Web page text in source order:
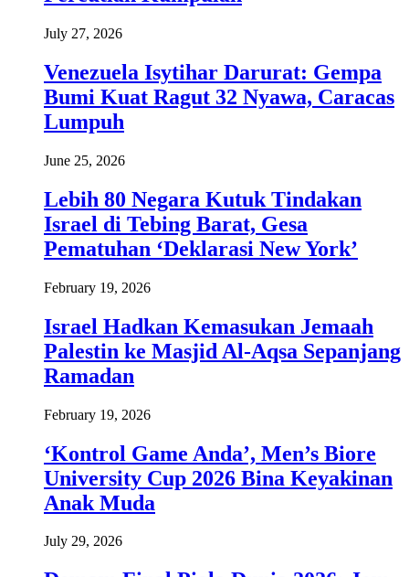
July 27, 2026
Venezuela Isytihar Darurat: Gempa
Bumi Kuat Ragut 32 Nyawa, Caracas
Lumpuh
June 25, 2026
Lebih 80 Negara Kutuk Tindakan
Israel di Tebing Barat, Gesa
Pematuhan ‘Deklarasi New York’
February 19, 2026
Israel Hadkan Kemasukan Jemaah
Palestin ke Masjid Al-Aqsa Sepanjang
Ramadan
February 19, 2026
‘Kontrol Game Anda’, Men’s Biore
University Cup 2026 Bina Keyakinan
Anak Muda
July 29, 2026